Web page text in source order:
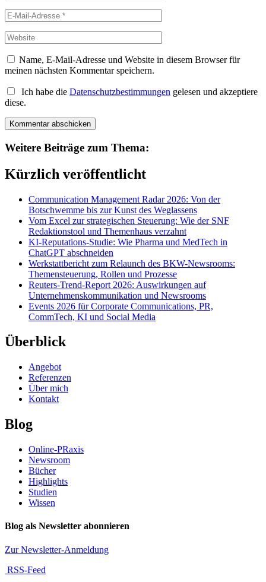
Name, E-Mail-Adresse und Website in diesem Browser für
meinen nächsten Kommentar speichern.
Ich habe die Datenschutzbestimmungen gelesen und akzeptiere
diese.
Weitere Beiträge zum Thema:
Kürzlich veröffentlicht
Communication Management Radar 2026: Von der
Botschwemme bis zur Kunst des Weglassens
Vom Excel zur strategischen Steuerung: Wie der SNF
Redaktionstool und Themenhaus verzahnt
KI-Reputations-Studie: Wie Pharma und MedTech in
ChatGPT abschneiden
Werkstattbericht zum Relaunch des BKW-Newsrooms:
Themensteuerung, Rollen und Prozesse
Reuters-Trend-Report 2026: Auswirkungen auf
Unternehmenskommunikation und Newsrooms
Events 2026 für Corporate Communications, PR,
CommTech, KI und Social Media
Überblick
Angebot
Referenzen
Über mich
Kontakt
Blog
Online-PRaxis
Newsroom
Bücher
Highlights
Studien
Wissen
Blog als Newsletter abonnieren
Zur Newsletter-Anmeldung
RSS-Feed